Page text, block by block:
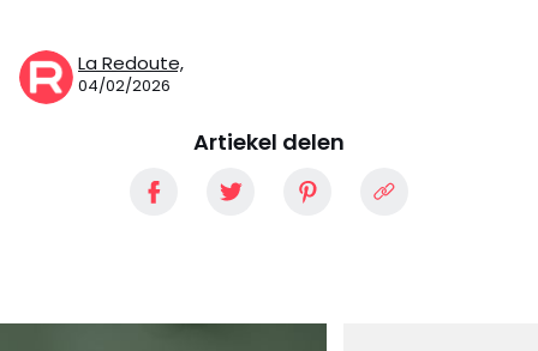
La Redoute,
04/02/2026
Artiekel delen